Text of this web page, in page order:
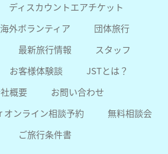
ディスカウントエアチケット
海外ボランティア
団体旅行
最新旅行情報
スタッフ
お客様体験談
JSTとは？
概要
お問い合わせ
オンライン相談予約
無料相談会
ご旅行条件書